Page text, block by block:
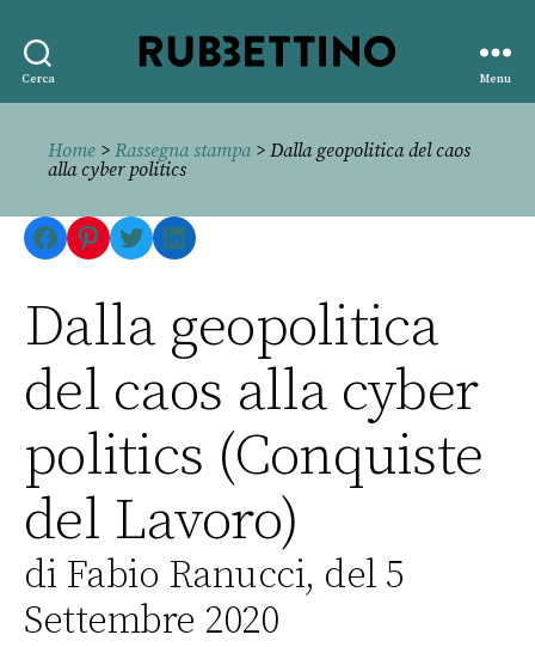
Cerca
editore
Menu
Home > Rassegna stampa> Dalla geopolitica del caos
alla cyber politics
Facebook
Pinterest
TwitterLinkedIn
Dalla geopolitica
del caos alla cyber
politics (Conquiste
del Lavoro)
di Fabio Ranucci, del 5
Settembre 2020